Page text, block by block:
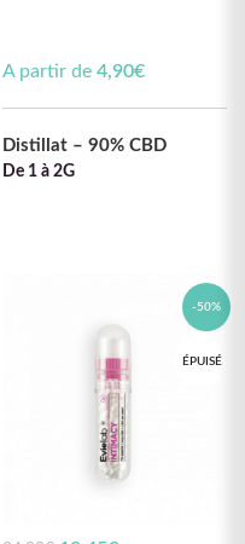
A partir de 4,90€
Distillat – 90% CBD
De 1 à 2G
-50%
ÉPUISÉ